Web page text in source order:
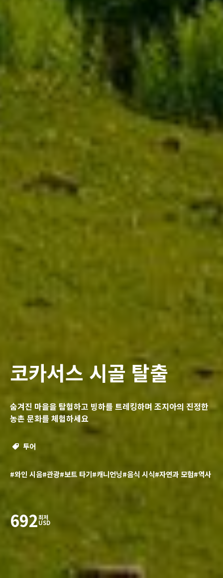
코카서스 시골 탈출
숨겨진 마을을 탐험하고 빙하를 트레킹하며 조지아의 진정한
농촌 문화를 체험하세요
투어
#와인 시음#관광#보트 타기#캐니언닝#음식 시식#자연과 모험#역사
692최저
USD